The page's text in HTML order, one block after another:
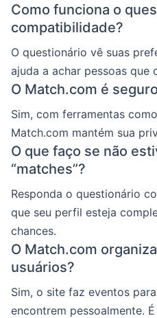
Como funciona o
compatibilidade?
O questionário vê suas
ajuda a achar pessoas que
O Match.com é
Sim, com ferramentas
Match.com mantém sua
O que faço se não
“matches”?
Responda o questionário
que seu perfil esteja
chances.
O Match.com
usuários?
Sim, o site faz eventos
encontrem pessoalmente.